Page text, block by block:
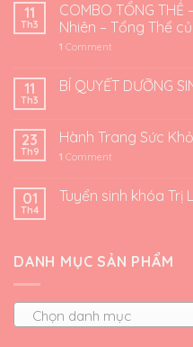
11
Th3
COMBO TỔNG
Nhiên – Tổng Thể
1 Comment
11
Th3
BÍ QUYẾT DƯỠNG
23
Th9
Hành Trang Sức
1 Comment
01
Th4
Tuyển sinh khóa Trị
DANH MỤC SẢN PHẨM
Chọn danh mục